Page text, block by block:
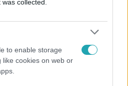
collected.
to enable storage
like cookies on web or